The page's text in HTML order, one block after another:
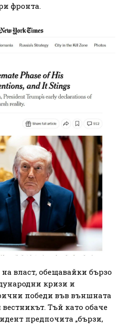
фронта.
власт, обещавайки бързо
кризи и
победи във външната
Тъй като обаче
предпочита „бързи,